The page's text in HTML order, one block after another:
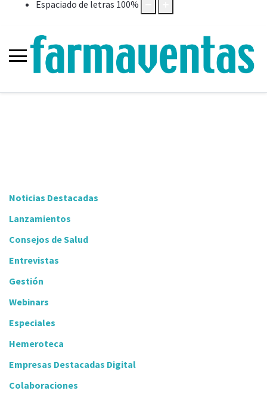
Espaciado de letras 100%
Noticias Destacadas
Lanzamientos
Consejos de Salud
Entrevistas
Gestión
Webinars
Especiales
Hemeroteca
Empresas Destacadas Digital
Colaboraciones